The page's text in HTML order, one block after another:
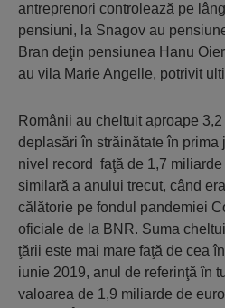
antreprenori controlează pe
pensiuni, la Snagov au
Bran deţin pensiunea Hanu
au vila Marie Angelle, potrivit
Românii au cheltuit aproape
deplasări în străinătate în prima
nivel record faţă de 1,7
similară a anului trecut, când
călătorie pe fondul pandemiei
oficiale de la BNR. Suma
ţării este mai mare faţă de cea
iunie 2019, anul de referinţă în
valoarea de 1,9 miliarde de